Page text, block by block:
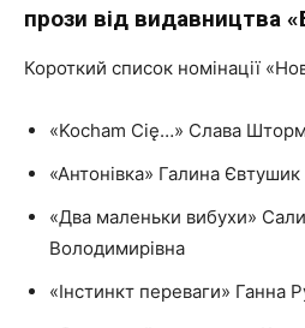
прози від видавництва
Короткий список номінації
«Kocham Cię…» Слава Шторм
«Антонівка» Галина Євтушик
«Два маленьки вибухи»
Володимирівна
«Інстинкт переваги» Ганна